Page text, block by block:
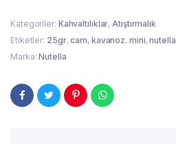
Kategoriler: Kahvaltılıklar,Atıştırmalık
Etiketler: 25gr,cam, kavanoz, mini,nutella
Marka:Nutella